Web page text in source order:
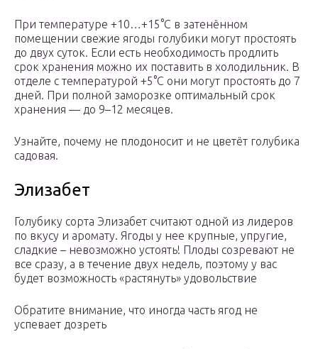
При температуре +10…+15°С в затенённом
помещении свежие ягоды голубики могут простоять
до двух суток. Если есть необходимость продлить
срок хранения можно их поставить в холодильник. В
отделе с температурой +5°С они могут простоять до 7
дней. При полной заморозке оптимальный срок
хранения — до 9–12 месяцев.
Узнайте, почему не плодоносит и не цветёт голубика
садовая.
Элизабет
Голубику сорта Элизабет считают одной из лидеров
по вкусу и аромату. Ягоды у нее крупные, упругие,
сладкие – невозможно устоять! Плоды созревают не
все сразу, а в течение двух недель, поэтому у вас
будет возможность «растянуть» удовольствие
Обратите внимание, что иногда часть ягод не
успевает дозреть